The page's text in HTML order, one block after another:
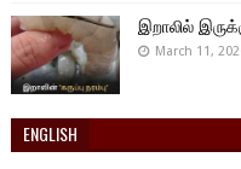
இறாலில்
March 11,
ENGLISH